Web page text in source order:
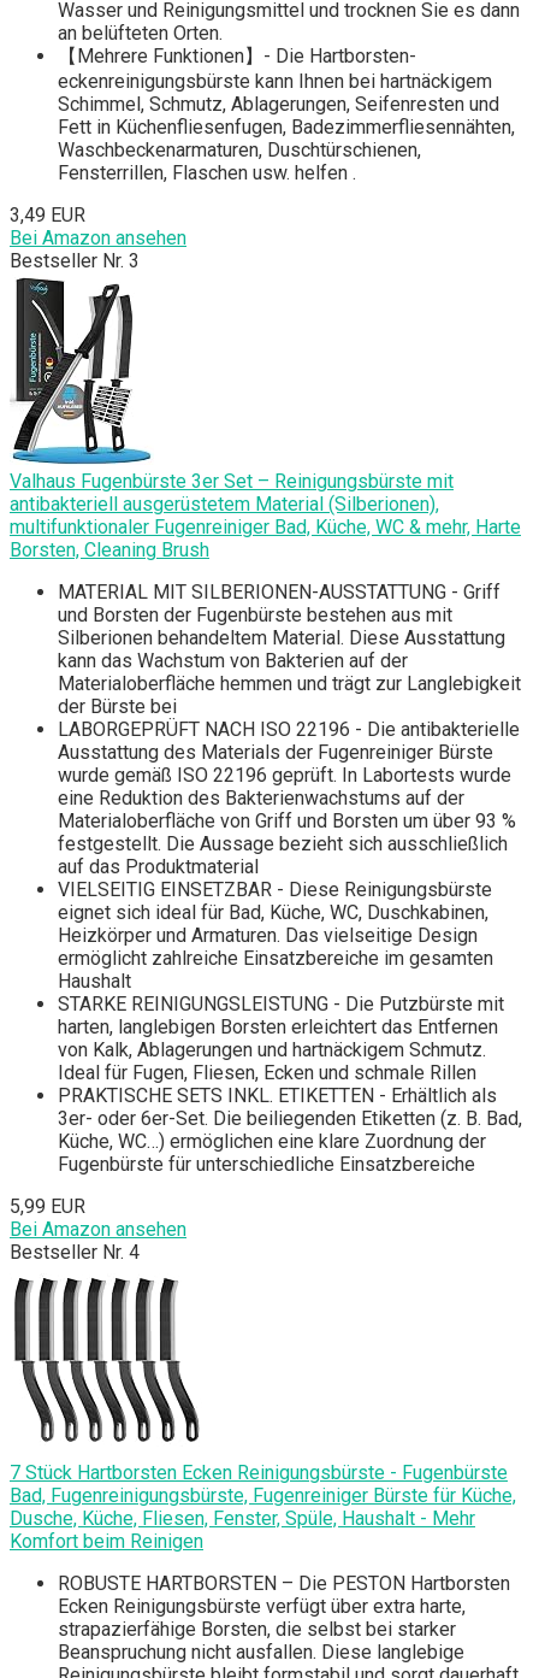
Wasser und Reinigungsmittel und trocknen Sie es dann
an belüfteten Orten.
【Mehrere Funktionen】- Die Hartborsten-
eckenreinigungsbürste kann Ihnen bei hartnäckigem
Schimmel, Schmutz, Ablagerungen, Seifenresten und
Fett in Küchenfliesenfugen, Badezimmerfliesennähten,
Waschbeckenarmaturen, Duschtürschienen,
Fensterrillen, Flaschen usw. helfen .
3,49 EUR
Bei Amazon ansehen
Bestseller Nr. 3
Valhaus Fugenbürste 3er Set – Reinigungsbürste mit
antibakteriell ausgerüstetem Material (Silberionen),
multifunktionaler Fugenreiniger Bad, Küche, WC & mehr, Harte
Borsten, Cleaning Brush
MATERIAL MIT SILBERIONEN-AUSSTATTUNG - Griff
und Borsten der Fugenbürste bestehen aus mit
Silberionen behandeltem Material. Diese Ausstattung
kann das Wachstum von Bakterien auf der
Materialoberfläche hemmen und trägt zur Langlebigkeit
der Bürste bei
LABORGEPRÜFT NACH ISO 22196 - Die antibakterielle
Ausstattung des Materials der Fugenreiniger Bürste
wurde gemäß ISO 22196 geprüft. In Labortests wurde
eine Reduktion des Bakterienwachstums auf der
Materialoberfläche von Griff und Borsten um über 93 %
festgestellt. Die Aussage bezieht sich ausschließlich
auf das Produktmaterial
VIELSEITIG EINSETZBAR - Diese Reinigungsbürste
eignet sich ideal für Bad, Küche, WC, Duschkabinen,
Heizkörper und Armaturen. Das vielseitige Design
ermöglicht zahlreiche Einsatzbereiche im gesamten
Haushalt
STARKE REINIGUNGSLEISTUNG - Die Putzbürste mit
harten, langlebigen Borsten erleichtert das Entfernen
von Kalk, Ablagerungen und hartnäckigem Schmutz.
Ideal für Fugen, Fliesen, Ecken und schmale Rillen
PRAKTISCHE SETS INKL. ETIKETTEN - Erhältlich als
3er- oder 6er-Set. Die beiliegenden Etiketten (z. B. Bad,
Küche, WC…) ermöglichen eine klare Zuordnung der
Fugenbürste für unterschiedliche Einsatzbereiche
5,99 EUR
Bei Amazon ansehen
Bestseller Nr. 4
7 Stück Hartborsten Ecken Reinigungsbürste - Fugenbürste
Bad, Fugenreinigungsbürste, Fugenreiniger Bürste für Küche,
Dusche, Küche, Fliesen, Fenster, Spüle, Haushalt - Mehr
Komfort beim Reinigen
ROBUSTE HARTBORSTEN – Die PESTON Hartborsten
Ecken Reinigungsbürste verfügt über extra harte,
strapazierfähige Borsten, die selbst bei starker
Beanspruchung nicht ausfallen. Diese langlebige